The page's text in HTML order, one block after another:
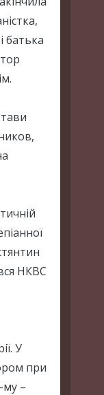
батька
НКВС
У
при
му –